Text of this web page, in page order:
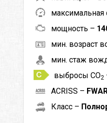
максимальная
мощность –
мин. возраст
мин. стаж
выбросы CO2
ACRISS –
Класс –